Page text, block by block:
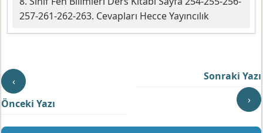
257-261-262-263. Cevapları Hecce Yayıncılık
‹
Önceki Yazı
Sonraki Yazı
›